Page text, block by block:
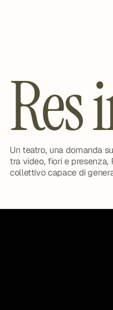
Res
Un teatro, una domanda
tra video, fiori e presenza,
collettivo capace di